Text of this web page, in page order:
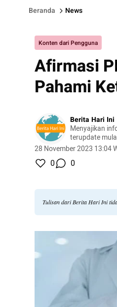
Beranda News
Konten dari Pengguna
Afirmasi
Pahami
Berita Hari Ini
Menyajikan
terupdate
lifestyle, dan
28 November 2023 13:04
0 0
Tulisan dari Berita Hari Ini